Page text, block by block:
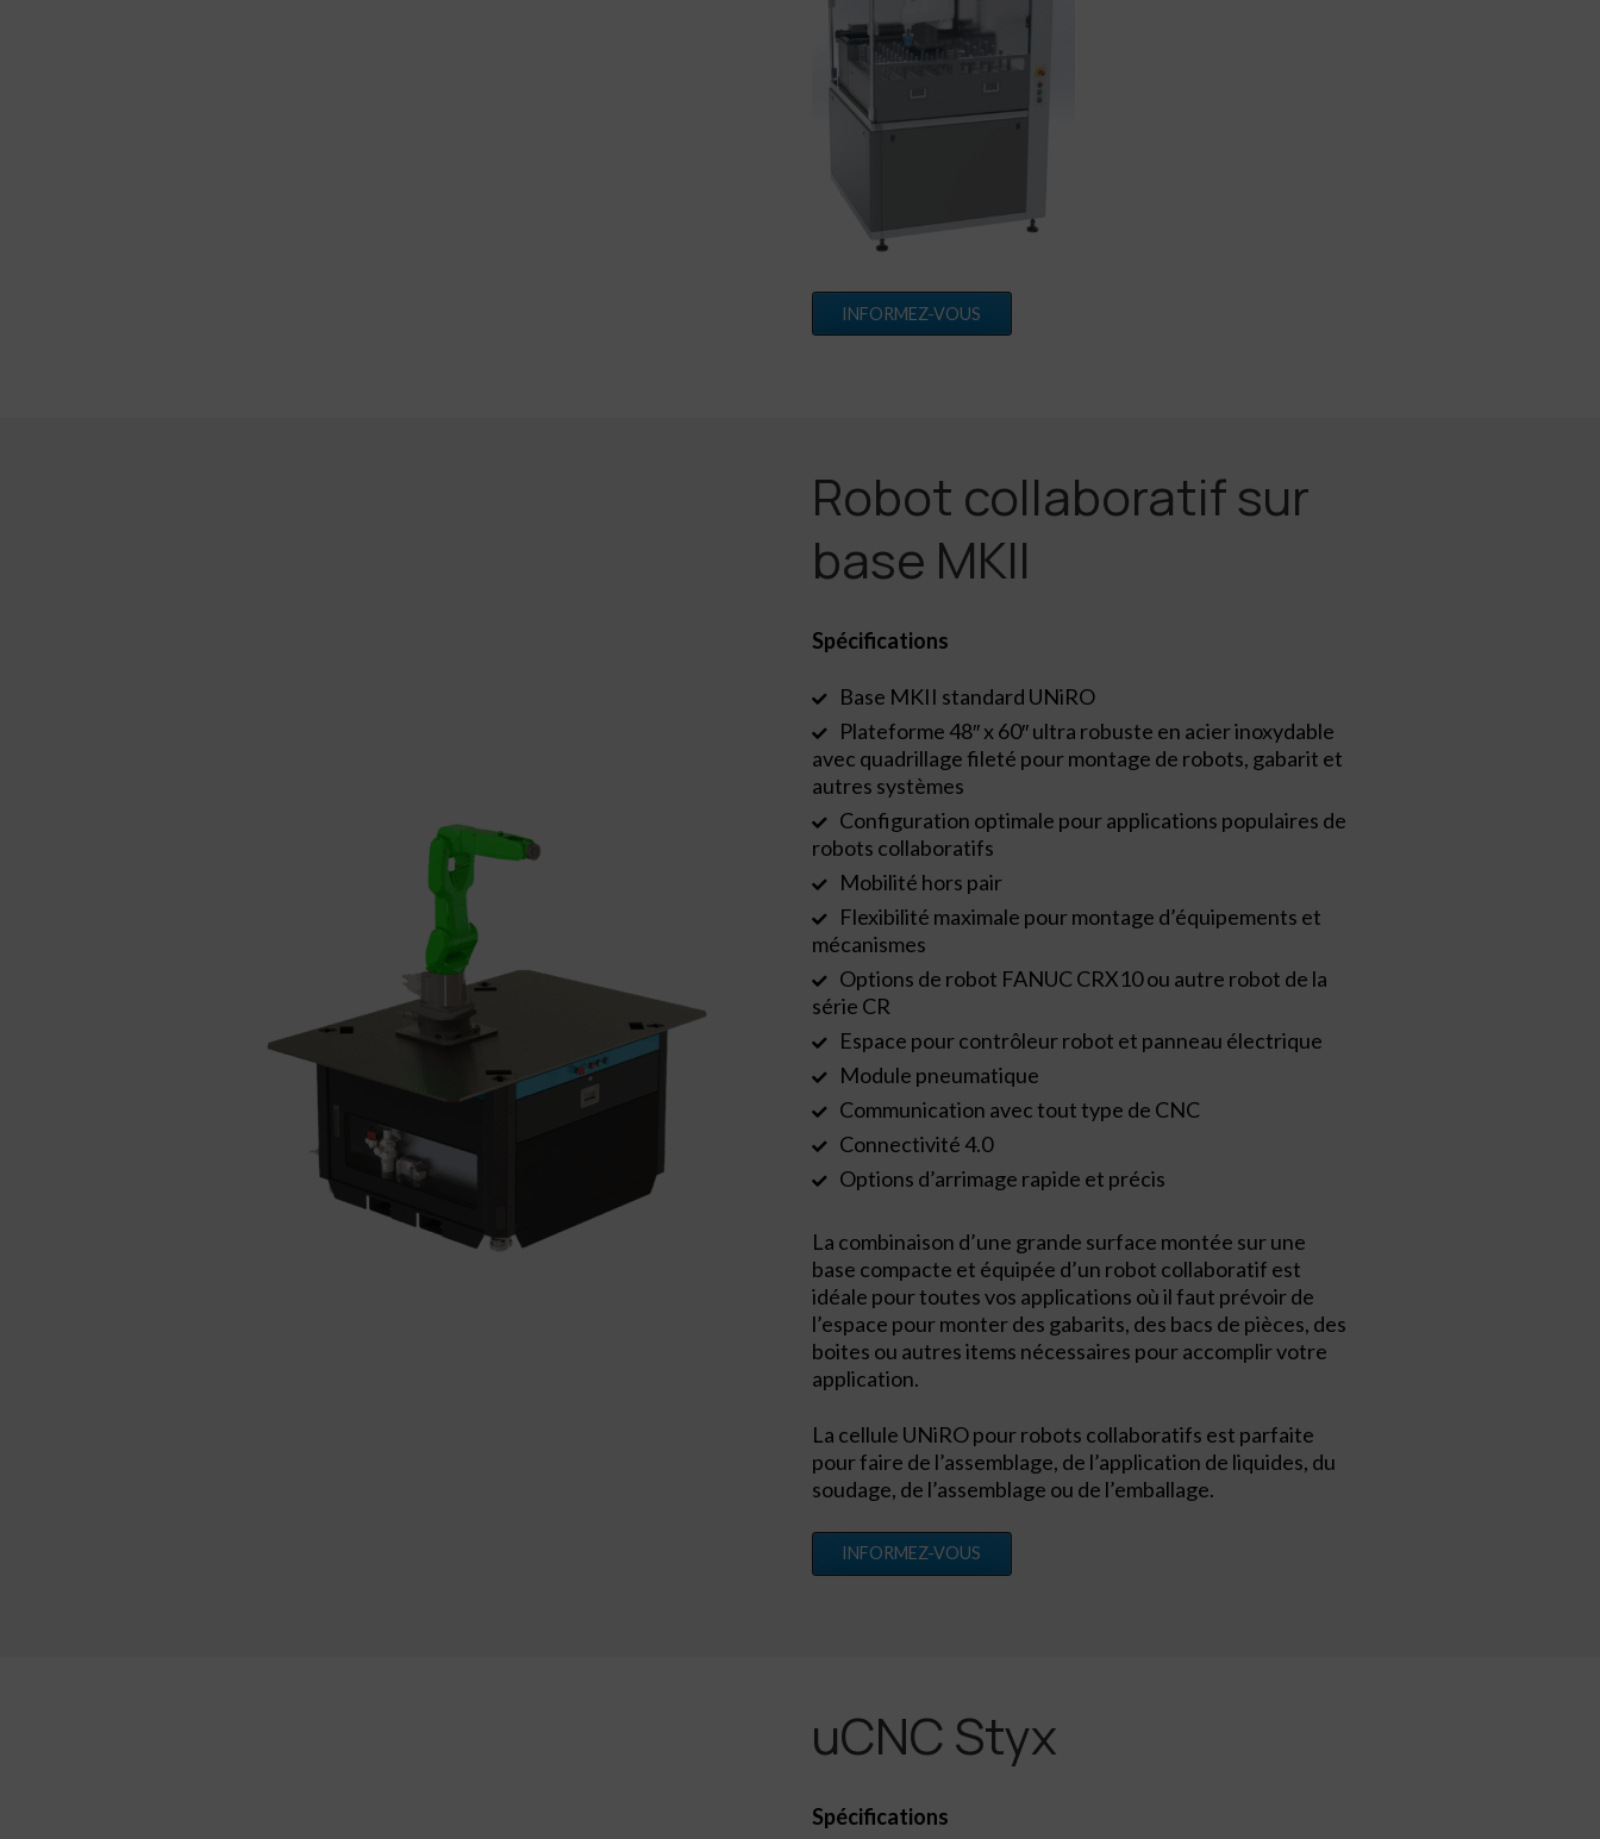
INFORMEZ-VOUS
Robot collaboratif sur
base MKII
Spécifications
Base MKII standard UNiRO
Plateforme 48″ x 60″ ultra robuste en acier inoxydable
avec quadrillage fileté pour montage de robots, gabarit et
autres systèmes
Configuration optimale pour applications populaires de
robots collaboratifs
Mobilité hors pair
Flexibilité maximale pour montage d’équipements et
mécanismes
Options de robot FANUC CRX10 ou autre robot de la
série CR
Espace pour contrôleur robot et panneau électrique
Module pneumatique
Communication avec tout type de CNC
Connectivité 4.0
Options d’arrimage rapide et précis
La combinaison d’une grande surface montée sur une
base compacte et équipée d’un robot collaboratif est
idéale pour toutes vos applications où il faut prévoir de
l’espace pour monter des gabarits, des bacs de pièces, des
boites ou autres items nécessaires pour accomplir votre
application.
La cellule UNiRO pour robots collaboratifs est parfaite
pour faire de l’assemblage, de l’application de liquides, du
soudage, de l’assemblage ou de l’emballage.
INFORMEZ-VOUS
uCNC Styx
Spécifications